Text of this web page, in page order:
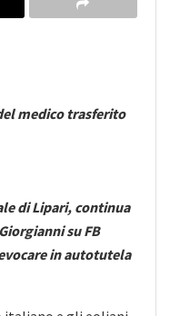
medico trasferito
di Lipari, continua
su FB
in autotutela